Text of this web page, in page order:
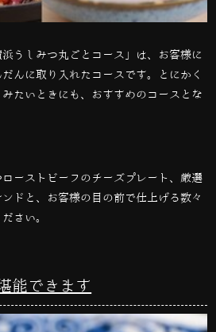
うしみつ丸ごとコース」は、お客様に
んに取り入れたコースです。とにかく
たいときにも、おすすめのコースとな
ーストビーフのチーズプレート、厳選
ドと、お客様の目の前で仕上げる数々
さい。
能できます